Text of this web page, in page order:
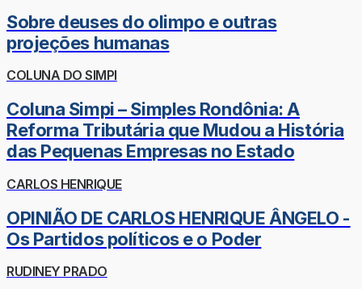
Sobre deuses do olimpo e outras
projeções humanas
COLUNA DO SIMPI
Coluna Simpi – Simples Rondônia: A
Reforma Tributária que Mudou a História
das Pequenas Empresas no Estado
CARLOS HENRIQUE
OPINIÃO DE CARLOS HENRIQUE ÂNGELO -
Os Partidos políticos e o Poder
RUDINEY PRADO